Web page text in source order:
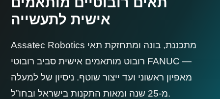
אישית לתעשייה
Assatec Robotics מתכננת, בונה ומתחזקת תאי
רובוט מותאמים אישית סביב רובוטי FANUC —
מאפיון ראשוני ועד ייצור שוטף. ניסיון של למעלה
מ‑25 שנה ומאות התקנות בישראל ובחו”ל.